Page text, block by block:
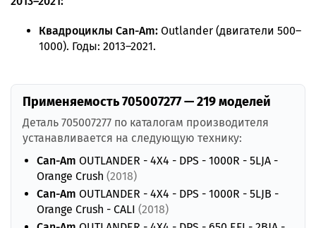
Квадроциклы Can-Am: Outlander (двигатели 500–
1000). Годы: 2013–2021.
Применяемость 705007277 — 219 моделей
Деталь 705007277 по каталогам производителя
устанавливается на следующую технику:
Can-Am OUTLANDER - 4X4 - DPS - 1000R - 5LJA -
Orange Crush (2018)
Can-Am OUTLANDER - 4X4 - DPS - 1000R - 5LJB -
Orange Crush - CALI (2018)